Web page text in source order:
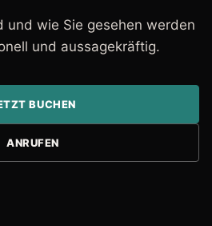
und wie Sie gesehen werden
und aussagekräftig.
BUCHEN
ANRUFEN